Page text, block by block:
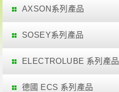
AXSON系列產品
SOSEY系列產品
ELECTROLUBE 系列產品
德國 ECS 系列產品